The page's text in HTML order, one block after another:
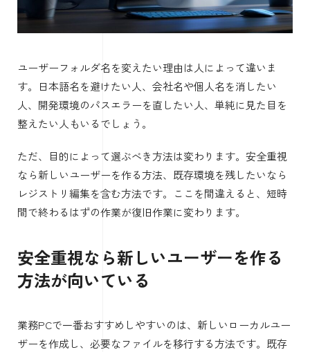
ユーザーフォルダ名を変えたい理由は人によって違いま
す。日本語名を避けたい人、会社名や個人名を消したい
人、開発環境のパスエラーを直したい人、単純に見た目を
整えたい人もいるでしょう。
ただ、目的によって選ぶべき方法は変わります。安全重視
なら新しいユーザーを作る方法、既存環境を残したいなら
レジストリ編集を含む方法です。ここを間違えると、短時
間で終わるはずの作業が復旧作業に変わります。
安全重視なら新しいユーザーを作る
方法が向いている
業務PCで一番おすすめしやすいのは、新しいローカルユー
ザーを作成し、必要なファイルを移行する方法です。既存